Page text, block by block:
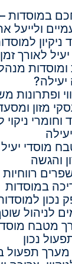
במוסדות
ולייעל
ניקיון
לאורך זמן
ומוסדות
ופתרונות
מזון
וחומרי
מוסדי
והגשה
במוסדות
נכון
לניהול
מטבח
נכון
מערך תפעול